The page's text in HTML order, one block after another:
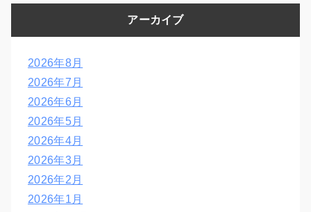
アーカイブ
2026年8月
2026年7月
2026年6月
2026年5月
2026年4月
2026年3月
2026年2月
2026年1月